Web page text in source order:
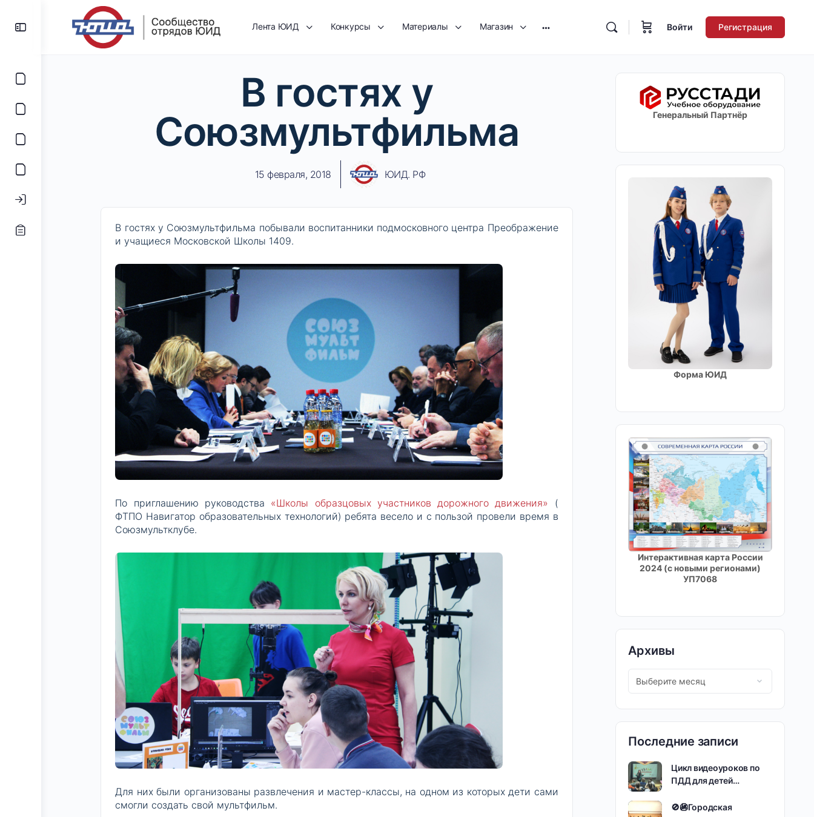
Лента ЮИД Конкурсы Материалы Магазин Войти Регистрация
В гостях у
Союзмультфильма
15 февраля, 2018 ЮИД. РФ
В гостях у Союзмультфильма побывали воспитанники подмосковного центра Преображение
и учащиеся Московской Школы 1409.
По приглашению руководства «Школы образцовых участников дорожного движения» (
ФТПО Навигатор образовательных технологий) ребята весело и с пользой провели время в
Союзмультклубе.
Для них были организованы развлечения и мастер-классы, на одном из которых дети сами
смогли создать свой мультфильм.
Генеральный Партнёр
Форма ЮИД
Интерактивная карта России
2024 (с новыми регионами)
УП7068
Архивы
Последние записи
Цикл видеоуроков по
ПДД для детей…
🚫🚳Городская